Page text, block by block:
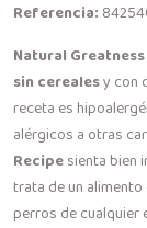
Referencia:
Natural
sin cerealesy con
receta es
alérgicos a otras
Recipesienta bien
trata de un
perros de cualquier